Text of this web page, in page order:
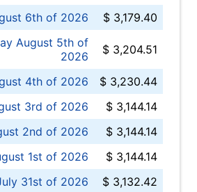
6th of 2026
$ 3,179.40
August 5th of
2026
$ 3,204.51
4th of 2026
$ 3,230.44
3rd of 2026
$ 3,144.14
2nd of 2026
$ 3,144.14
1st of 2026
$ 3,144.14
31st of 2026
$ 3,132.42